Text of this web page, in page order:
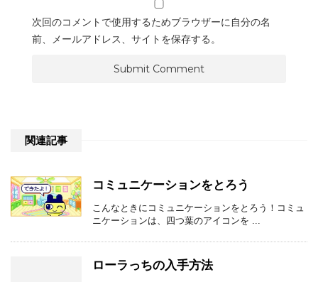
次回のコメントで使用するためブラウザーに自分の名
前、メールアドレス、サイトを保存する。
関連記事
コミュニケーションをとろう
こんなときにコミュニケーションをとろう！コミュ
ニケーションは、四つ葉のアイコンを ...
ローラっちの入手方法